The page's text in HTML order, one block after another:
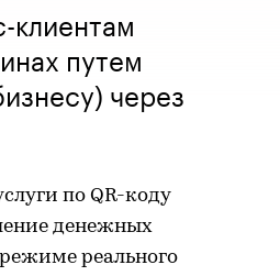
клиентам
путем
через
по QR-коду
денежных
реального